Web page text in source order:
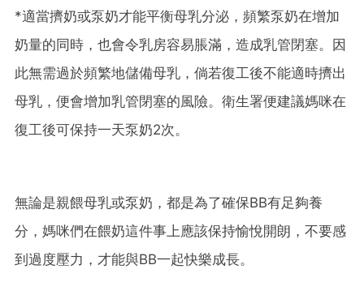
*適當擠奶或泵奶才能平衡母乳分泌，頻繁泵奶在增加
奶量的同時，也會令乳房容易脹滿，造成乳管閉塞。因
此無需過於頻繁地儲備母乳，倘若復工後不能適時擠出
母乳，便會增加乳管閉塞的風險。衛生署便建議媽咪在
復工後可保持一天泵奶2次。
無論是親餵母乳或泵奶，都是為了確保BB有足夠養
分，媽咪們在餵奶這件事上應該保持愉悅開朗，不要感
到過度壓力，才能與BB一起快樂成長。